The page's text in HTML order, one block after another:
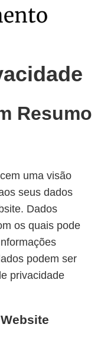
Resumo
uma visão
seus dados
Dados
os quais pode
podem ser
privacidade